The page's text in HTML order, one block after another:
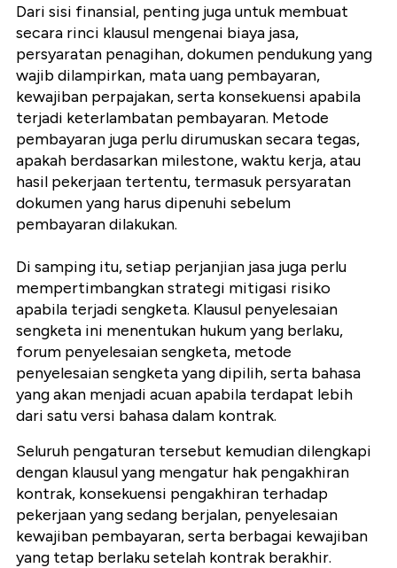
Dari sisi finansial, penting juga untuk membuat
secara rinci klausul mengenai biaya jasa,
persyaratan penagihan, dokumen pendukung yang
wajib dilampirkan, mata uang pembayaran,
kewajiban perpajakan, serta konsekuensi apabila
terjadi keterlambatan pembayaran. Metode
pembayaran juga perlu dirumuskan secara tegas,
apakah berdasarkan milestone, waktu kerja, atau
hasil pekerjaan tertentu, termasuk persyaratan
dokumen yang harus dipenuhi sebelum
pembayaran dilakukan.
Di samping itu, setiap perjanjian jasa juga perlu
mempertimbangkan strategi mitigasi risiko
apabila terjadi sengketa. Klausul penyelesaian
sengketa ini menentukan hukum yang berlaku,
forum penyelesaian sengketa, metode
penyelesaian sengketa yang dipilih, serta bahasa
yang akan menjadi acuan apabila terdapat lebih
dari satu versi bahasa dalam kontrak.
Seluruh pengaturan tersebut kemudian dilengkapi
dengan klausul yang mengatur hak pengakhiran
kontrak, konsekuensi pengakhiran terhadap
pekerjaan yang sedang berjalan, penyelesaian
kewajiban pembayaran, serta berbagai kewajiban
yang tetap berlaku setelah kontrak berakhir.